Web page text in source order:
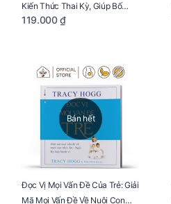
Kiến Thức Thai Kỳ, Giúp Bố
Thấu Hiểu Hơn Về Mẹ Bầu Và
119.000 ₫
Bán hết
Đọc Vị Mọi Vấn Đề Của Trẻ: Giải
Mã Mọi Vấn Đề Về Nuôi Con